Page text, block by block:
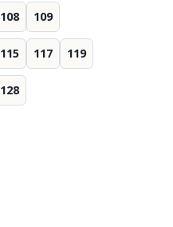
108 109
115 117 119
128